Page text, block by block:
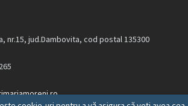
nr.15, jud.Dambovita, cod postal 135300